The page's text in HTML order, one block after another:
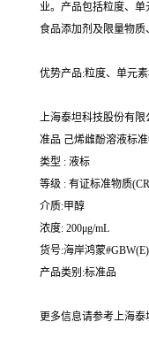
业。产品包括粒度、单
食品添加剂及限量物质
优势产品:粒度、单元
上海泰坦科技股份有
准品 己烯雌酚溶液标
类型 : 液标
等级 : 有证标准物质
介质:甲醇
浓度: 200μg/mL
货号:海岸鸿蒙
产品类别:标准品
更多信息请参考上海